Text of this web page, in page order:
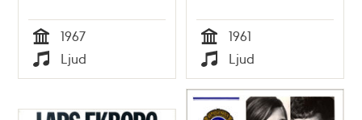
Tid
1967
Typ
Ljud Tid
1961
Typ
Ljud